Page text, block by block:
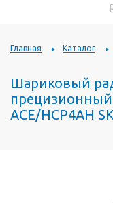
Главная Каталог
Шариковый
ACE/HCP4AH